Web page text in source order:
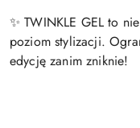
✨ TWINKLE GEL to
poziom stylizacji.
edycję zanim zniknie!